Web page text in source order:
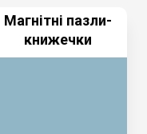
Магнітні пазли-
книжечки